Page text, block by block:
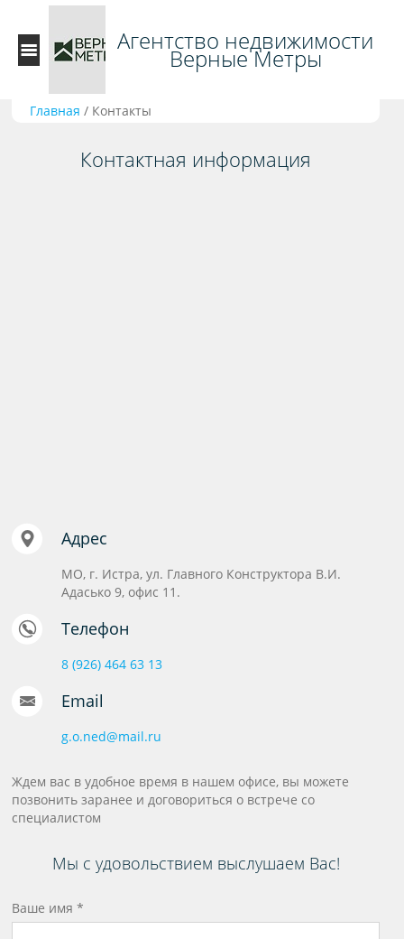
Агентство недвижимости
Верные Метры
Главная / Контакты
Контактная информация
Адрес
МО, г. Истра, ул. Главного Конструктора В.И.
Адасько 9, офис 11.
Телефон
8 (926) 464 63 13
Email
g.o.ned@mail.ru
Ждем вас в удобное время в нашем офисе, вы можете
позвонить заранее и договориться о встрече со
специалистом
Мы с удовольствием выслушаем Вас!
Ваше имя *